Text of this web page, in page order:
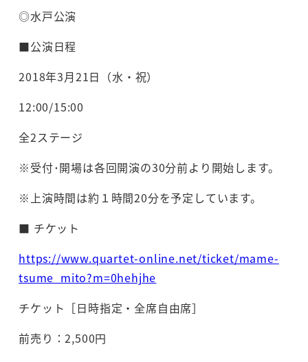
◎水戸公演
■公演日程
2018年3月21日（水・祝）
12:00/15:00
全2ステージ
※受付･開場は各回開演の30分前より開始します。
※上演時間は約１時間20分を予定しています。
■ チケット
https://www.quartet-online.net/ticket/mame-
tsume_mito?m=0hehjhe
チケット［日時指定・全席自由席］
前売り：2,500円